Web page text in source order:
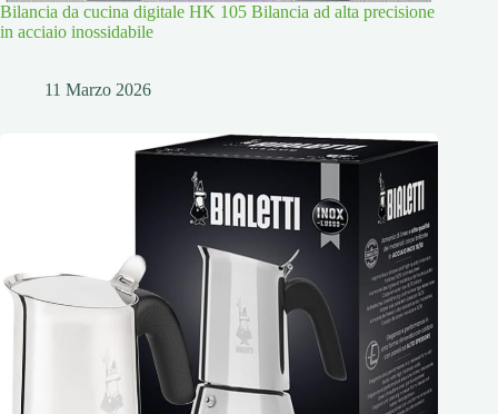
Bilancia da cucina digitale HK 105 Bilancia ad alta precisione
in acciaio inossidabile
11 Marzo 2026